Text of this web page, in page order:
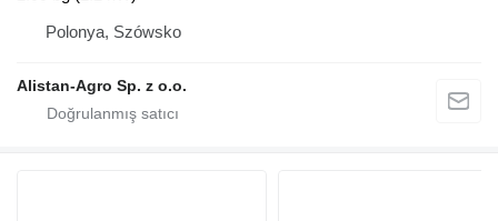
Polonya, Szówsko
Alistan-Agro Sp. z o.o.